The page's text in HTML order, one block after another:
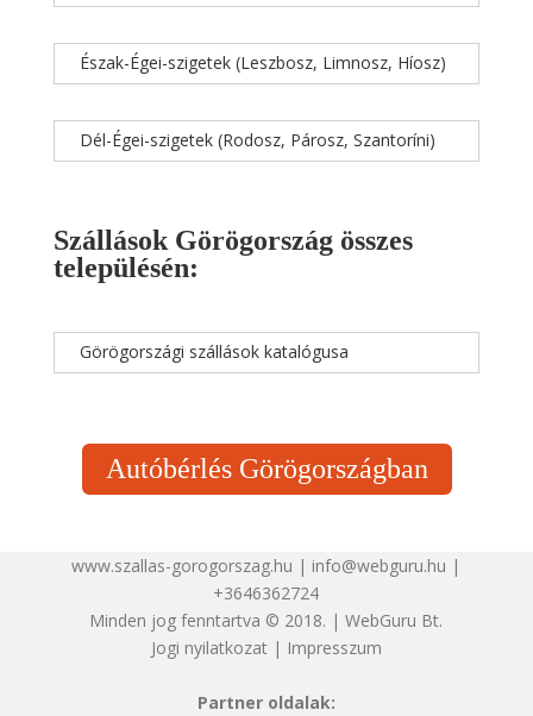
Észak-Égei-szigetek (Leszbosz, Limnosz, Híosz)
Dél-Égei-szigetek (Rodosz, Párosz, Szantoríni)
Szállások Görögország összes
településén:
Görögországi szállások katalógusa
Autóbérlés Görögországban
www.szallas-gorogorszag.hu | info@webguru.hu |
+3646362724
Minden jog fenntartva © 2018. | WebGuru Bt.
Jogi nyilatkozat| Impresszum
Partner oldalak: